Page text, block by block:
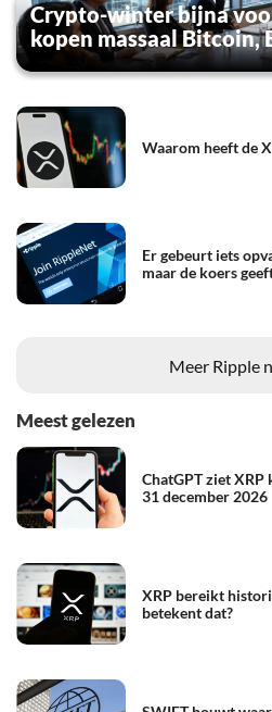
Crypto-winter bijna
kopen massaal Bitcoin,
Waarom heeft de
Er gebeurt iets
maar de koers
Meer Ripple
Meest gelezen
ChatGPT ziet
31 december 2026
XRP bereikt
betekent dat?